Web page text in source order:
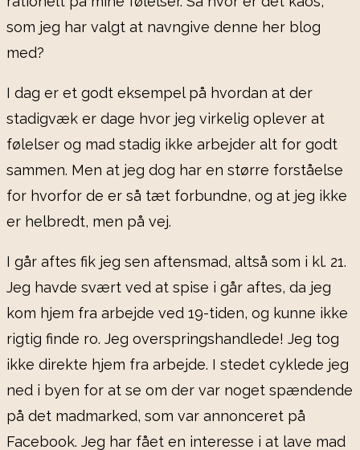
som jeg har valgt at navngive denne her blog
med?
I dag er et godt eksempel på hvordan at der
stadigvæk er dage hvor jeg virkelig oplever at
følelser og mad stadig ikke arbejder alt for godt
sammen. Men at jeg dog har en større forståelse
for hvorfor de er så tæt forbundne, og at jeg ikke
er helbredt, men på vej.
I går aftes fik jeg sen aftensmad, altså som i kl. 21.
Jeg havde svært ved at spise i går aftes, da jeg
kom hjem fra arbejde ved 19-tiden, og kunne ikke
rigtig finde ro. Jeg overspringshandlede! Jeg tog
ikke direkte hjem fra arbejde. I stedet cyklede jeg
ned i byen for at se om der var noget spændende
på det madmarked, som var annonceret på
Facebook. Jeg har fået en interesse i at lave mad